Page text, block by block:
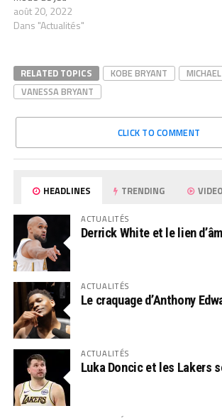
août 20, 2022
Dans "Actualités"
RELATED TOPICS KOBE BRYANT
VANESSA BRYANT
CLICK TO COMMENT
HEADLINES TRENDING
ACTUALITÉS
Derrick White et le lien
ACTUALITÉS
Le craquage d’Anthony
ACTUALITÉS
Luka Doncic et les Lakers